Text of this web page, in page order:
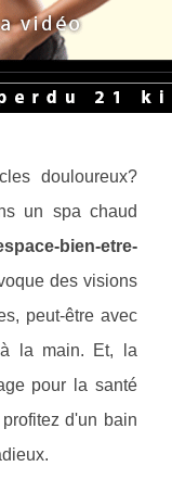
douloureux?
un spa chaud
bien-etre-
des visions
peut-être avec
la main. Et, la
pour la santé
d'un bain